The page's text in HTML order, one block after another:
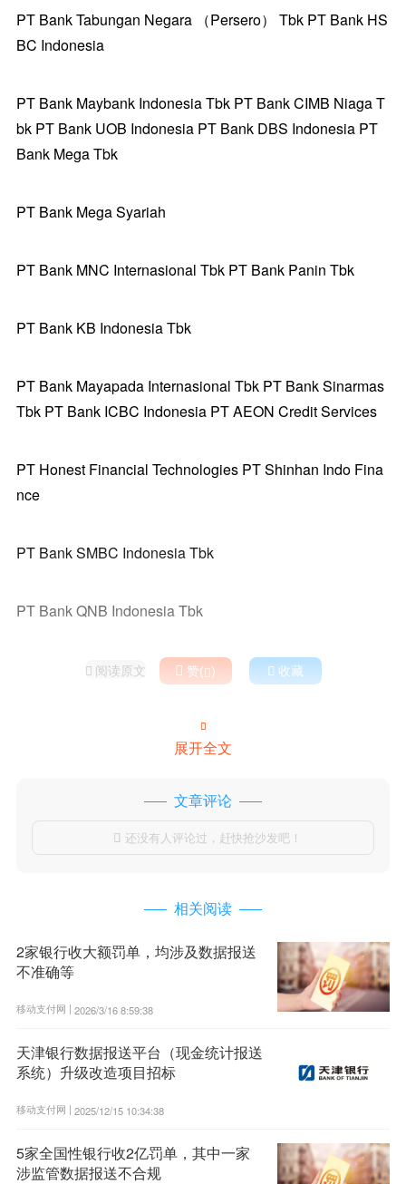
PT Bank Tabungan Negara （Persero） Tbk PT Bank HS
BC Indonesia
PT Bank Maybank Indonesia Tbk PT Bank CIMB Niaga T
bk PT Bank UOB Indonesia PT Bank DBS Indonesia PT
Bank Mega Tbk
PT Bank Mega Syariah
PT Bank MNC Internasional Tbk PT Bank Panin Tbk
PT Bank KB Indonesia Tbk
PT Bank Mayapada Internasional Tbk PT Bank Sinarmas
Tbk PT Bank ICBC Indonesia PT AEON Credit Services
PT Honest Financial Technologies PT Shinhan Indo Fina
nce
PT Bank SMBC Indonesia Tbk
PT Bank QNB Indonesia Tbk
 阅读原文  赞()  收藏

展开全文
文章评论
 还没有人评论过，赶快抢沙发吧！
相关阅读
2家银行收大额罚单，均涉及数据报送
不准确等
移动支付网 | 2026/3/16 8:59:38
天津银行数据报送平台（现金统计报送
系统）升级改造项目招标
移动支付网 | 2025/12/15 10:34:38
5家全国性银行收2亿罚单，其中一家
涉监管数据报送不合规